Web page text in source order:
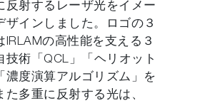
反射するレーザ光をイメー
ザインしました。ロゴの３
IRLAMの高性能を支える３
技術「QCL」「ヘリオット
濃度演算アルゴリズム」を
た多重に反射する光は、